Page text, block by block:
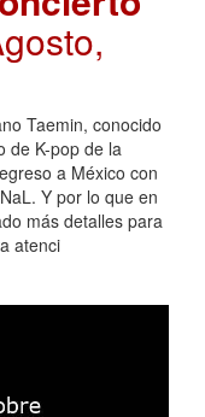
Taemin, conocido
de K-pop de la
a México con
Y por lo que en
más detalles para
atenci